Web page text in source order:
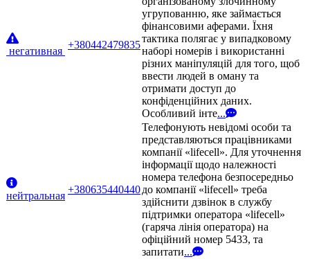
негативная
+380442479835
угрупованню, яке займається
фінансовими аферами. Їхня
тактика полягає у випадковому
наборі номерів і використанні
різних маніпуляцій для того, щоб
ввести людей в оману та
отримати доступ до
конфіденційних даних.
Особливий інте...
нейтральная
+380635440440
Телефонують невідомі особи та
представляються працівниками
компанії «lifecell». Для уточнення
інформації щодо належності
номера телефона безпосередньо
до компанії «lifecell» треба
здійснити дзвінок в службу
підтримки оператора «lifecell»
(гаряча лінія оператора) на
офіційний номер 5433, та
запитати...